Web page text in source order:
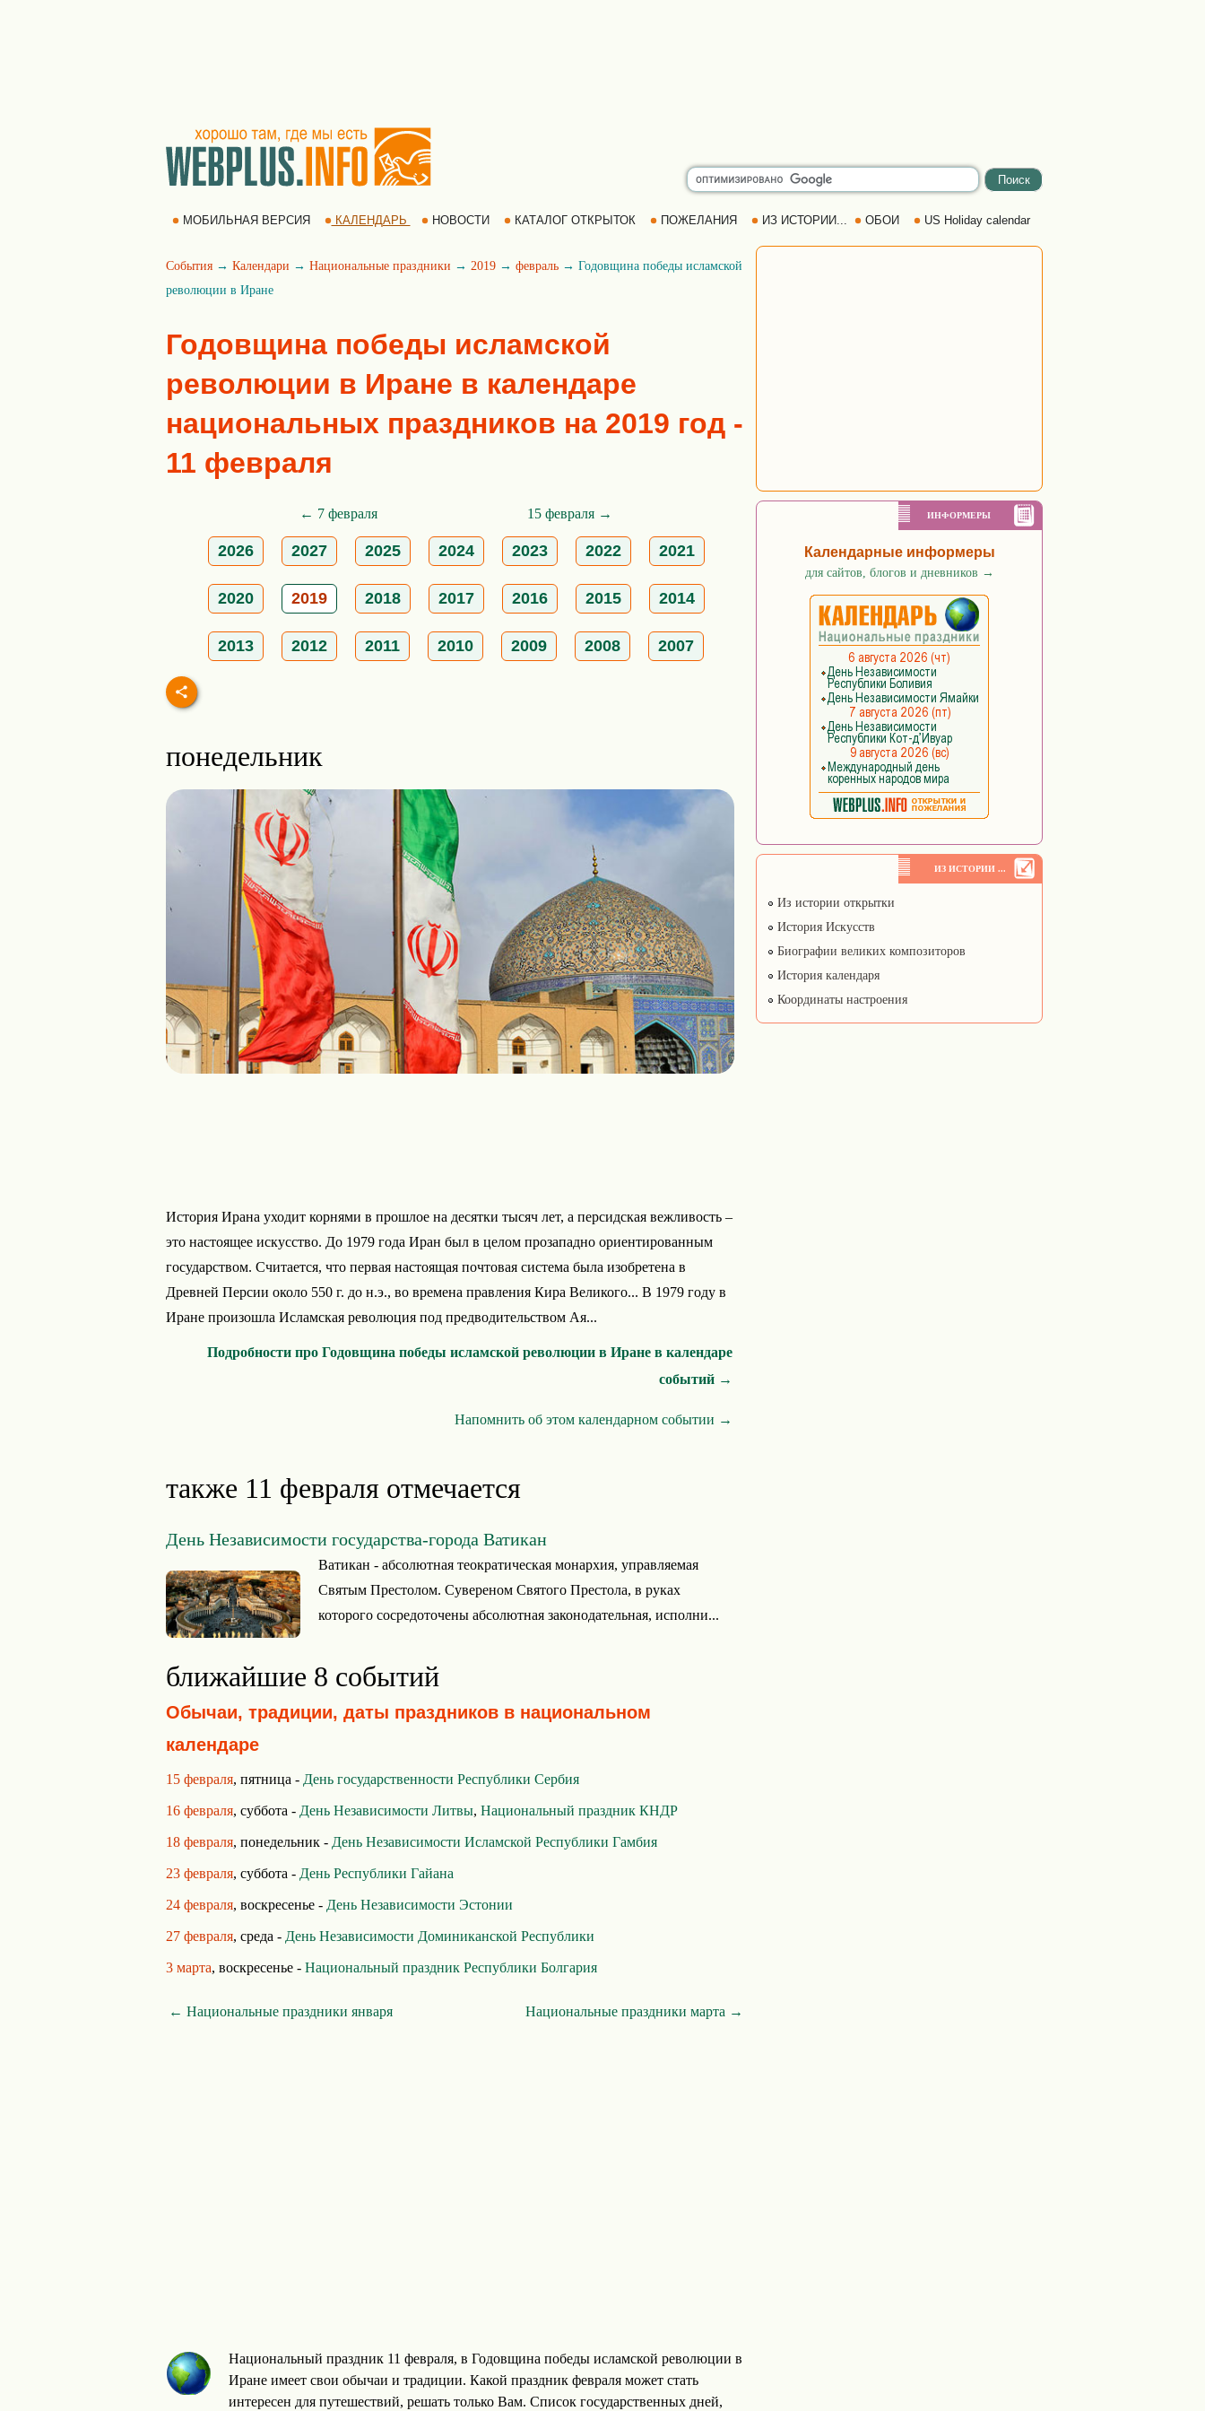
МОБИЛЬНАЯ ВЕРСИЯ КАЛЕНДАРЬ НОВОСТИ КАТАЛОГ ОТКРЫТОК ПОЖЕЛАНИЯ ИЗ ИСТОРИИ... ОБОИ US Holiday calendar
События → Календари → Национальные праздники → 2019 → февраль → Годовщина победы исламской
революции в Иране
Годовщина победы исламской
революции в Иране в календаре
национальных праздников на 2019 год -
11 февраля
← 7 февраля 15 февраля →
2026 2027 2025 2024 2023 2022 2021
2020 2019 2018 2017 2016 2015 2014
2013 2012 2011 2010 2009 2008 2007
понедельник
История Ирана уходит корнями в прошлое на десятки тысяч лет, а персидская вежливость –
это настоящее искусство. До 1979 года Иран был в целом прозападно ориентированным
государством. Считается, что первая настоящая почтовая система была изобретена в
Древней Персии около 550 г. до н.э., во времена правления Кира Великого... В 1979 году в
Иране произошла Исламская революция под предводительством Ая...
Подробности про Годовщина победы исламской революции в Иране в календаре
событий →
Напомнить об этом календарном событии →
также 11 февраля отмечается
День Независимости государства-города Ватикан
Ватикан - абсолютная теократическая монархия, управляемая
Святым Престолом. Сувереном Святого Престола, в руках
которого сосредоточены абсолютная законодательная, исполни...
ближайшие 8 событий
Обычаи, традиции, даты праздников в национальном
календаре
15 февраля, пятница - День государственности Республики Сербия
16 февраля, суббота - День Независимости Литвы, Национальный праздник КНДР
18 февраля, понедельник - День Независимости Исламской Республики Гамбия
23 февраля, суббота - День Республики Гайана
24 февраля, воскресенье - День Независимости Эстонии
27 февраля, среда - День Независимости Доминиканской Республики
3 марта, воскресенье - Национальный праздник Республики Болгария
← Национальные праздники января Национальные праздники марта →
Национальный праздник 11 февраля, в Годовщина победы исламской революции в
Иране имеет свои обычаи и традиции. Какой праздник февраля может стать
интересен для путешествий, решать только Вам. Список государственных дней,
ИНФОРМЕРЫ
Календарные информеры
для сайтов, блогов и дневников →
ИЗ ИСТОРИИ ...
Из истории открытки
История Искусств
Биографии великих композиторов
История календаря
Координаты настроения